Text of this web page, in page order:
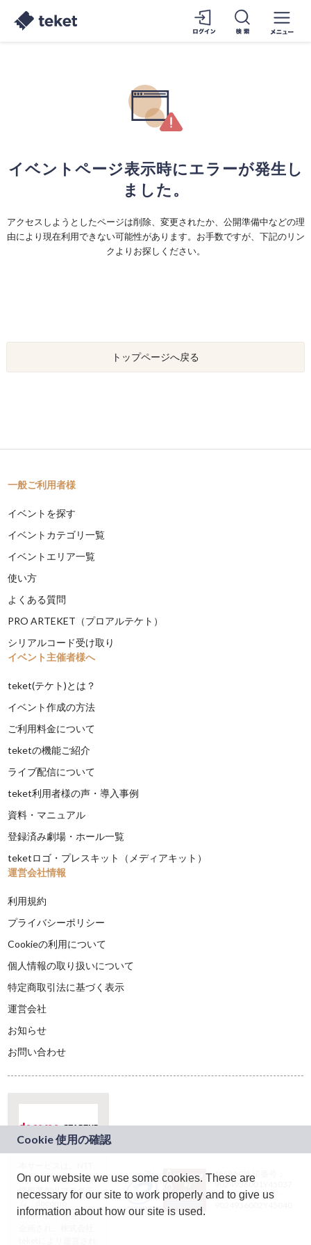
イベントページ表示時にエラーが発生し
ました。
アクセスしようとしたページは削除、変更されたか、公開準備中などの理
由により現在利用できない可能性があります。お手数ですが、下記のリン
クよりお探しください。
トップページへ戻る
一般ご利用者様
イベントを探す
イベントカテゴリ一覧
イベントエリア一覧
使い方
よくある質問
PRO ARTEKET（プロアルテケト）
シリアルコード受け取り
イベント主催者様へ
teket(テケト)とは？
イベント作成の方法
ご利用料金について
teketの機能ご紹介
ライブ配信について
teket利用者様の声・導入事例
資料・マニュアル
登録済み劇場・ホール一覧
teketロゴ・プレスキット（メディアキット）
運営会社情報
利用規約
プライバシーポリシー
Cookieの利用について
個人情報の取り扱いについて
特定商取引法に基づく表示
運営会社
お知らせ
お問い合わせ
ドコモグループの新
規事業創出プログラ
ム「docomo
STARTUP」を通じて
JASRAC許諾番号：
9024936001Y45037
JASRAC許諾番号：
On our website we use some cookies. These are
necessary for our site to work properly and to give us
information about how our site is used.